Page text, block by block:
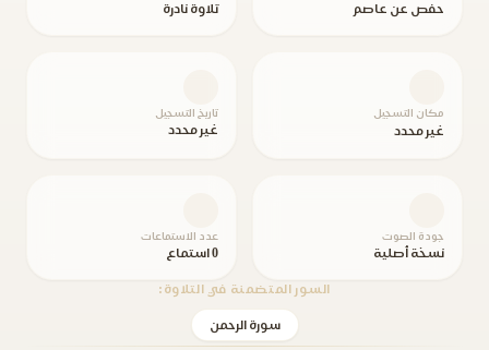
حفص عن عاصم تلاوة نادرة
مكان التسجيل
غير محدد
تاريخ التسجيل
غير محدد
جودة الصوت
نسخة أصلية
عدد الاستماعات
0 استماع
السور المتضمنة في التلاوة:
سورة الرحمن